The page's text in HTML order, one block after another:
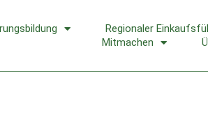
Regionaler
Mitmachen